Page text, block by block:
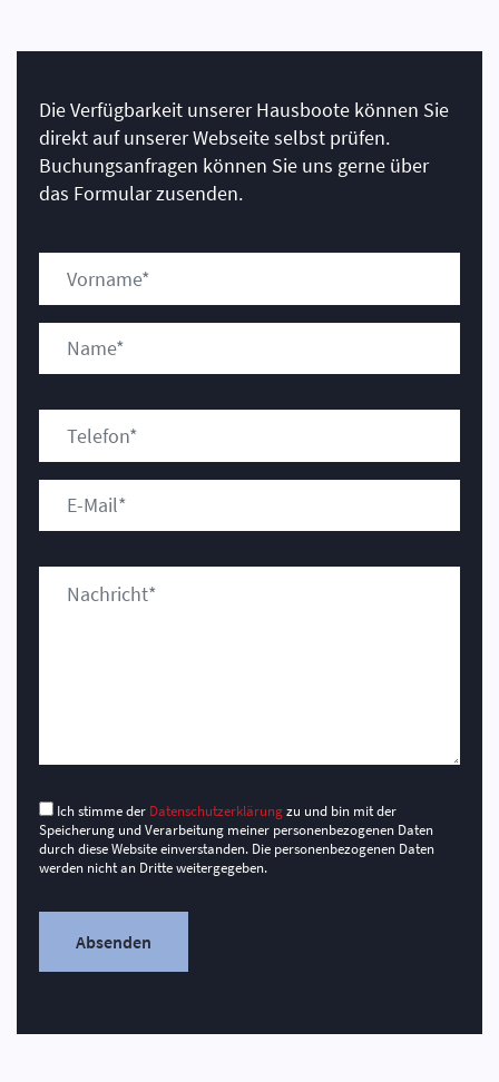
Die Verfügbarkeit unserer Hausboote können Sie
direkt auf unserer Webseite selbst prüfen.
Buchungsanfragen können Sie uns gerne über
das Formular zusenden.
Ich stimme der Datenschutzerklärungzu und bin mit der
Speicherung und Verarbeitung meiner personenbezogenen Daten
durch diese Website einverstanden. Die personenbezogenen Daten
werden nicht an Dritte weitergegeben.
Absenden